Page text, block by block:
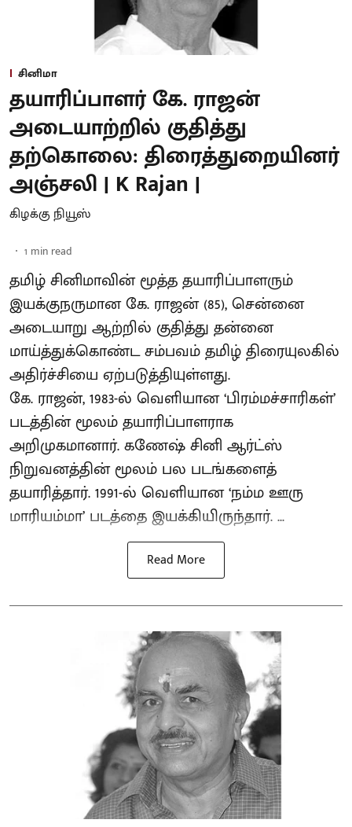
சினிமா
தயாரிப்பாளர் கே. ராஜன்
அடையாற்றில் குதித்து
தற்கொலை: திரைத்துறையினர்
அஞ்சலி | K Rajan |
கிழக்கு நியூஸ்
1 min read
தமிழ் சினிமாவின் மூத்த தயாரிப்பாளரும்
இயக்குநருமான கே. ராஜன் (85), சென்னை
அடையாறு ஆற்றில் குதித்து தன்னை
மாய்த்துக்கொண்ட சம்பவம் தமிழ் திரையுலகில்
அதிர்ச்சியை ஏற்படுத்தியுள்ளது.
கே. ராஜன், 1983-ல் வெளியான ‘பிரம்மச்சாரிகள்’
படத்தின் மூலம் தயாரிப்பாளராக
அறிமுகமானார். கணேஷ் சினி ஆர்ட்ஸ்
நிறுவனத்தின் மூலம் பல படங்களைத்
தயாரித்தார். 1991-ல் வெளியான ‘நம்ம ஊரு
மாரியம்மா’ படத்தை இயக்கியிருந்தார். ...
Read More